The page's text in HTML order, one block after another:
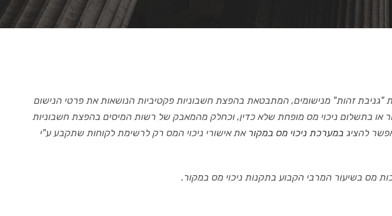
ת "גניבת זהות" מנישומים, המתבטאת בהפצת חשבוניות פקטיביות הנושאות את פרטי הנישום
או בתשלום ניכוי מס מופחת שלא כדין, וכחלק מהמאבק של רשות המיסים בהפצת חשבוניות
להציג במערכת ניכוי מס במקור את אישורי ניכוי המס רק לרשימת לקוחות שתקבע ע"י
מס בשיעור המרבי הקבוע בתקנות ניכוי מס במקור.